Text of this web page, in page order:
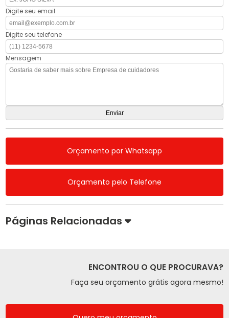
Digite seu email
Digite seu telefone
Mensagem
Orçamento por Whatsapp
Orçamento pelo Telefone
Páginas Relacionadas
ENCONTROU O QUE PROCURAVA?
Faça seu orçamento grátis agora mesmo!